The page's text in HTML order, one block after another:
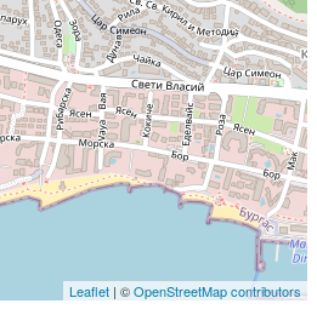
Leaflet | ©OpenStreetMap contributors